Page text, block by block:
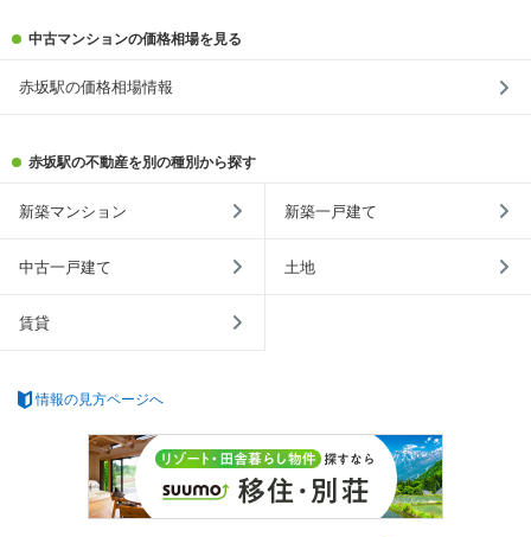
中古マンションの価格相場を見る
赤坂駅の価格相場情報
赤坂駅の不動産を別の種別から探す
新築マンション 新築一戸建て
中古一戸建て 土地
賃貸
情報の見方ページへ